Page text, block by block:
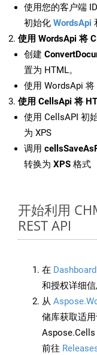
使用您的客户端
初始化 WordsApi
使用 WordsApi 将
创建
置为 HTML。
使用 WordsApi 将
使用 CellsApi 将
使用 CellsAPI 初
为 XPS
调用
转换为 XPS 格式
开始利用
REST API
在 Dashboard
和授权详细
从
储库获取适
Aspose.Cells
前往